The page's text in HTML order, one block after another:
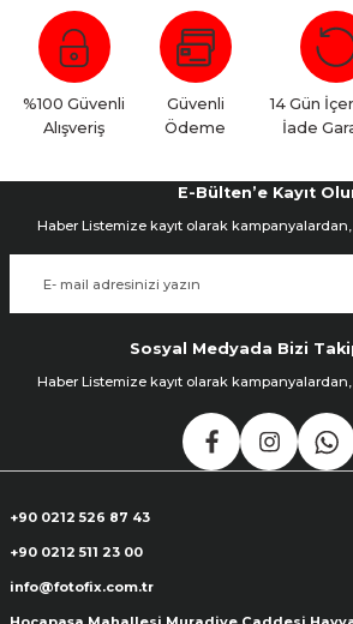
Bu ürüne ilk yorumu siz
Yorum Yaz
%100 Güvenli
Alışveriş
Güvenli
Ödeme
14 Gün
İade
E-Bülten’e Kayıt
Haber Listemize kayıt olarak
Sosyal Medyada Bizi
Haber Listemize kayıt olarak
+90 0212 526 87 43
+90 0212 511 23 00
info@fotofix.com.tr